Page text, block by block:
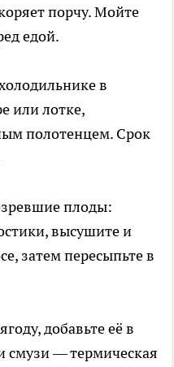
порчу. Мойте
едой.
в
или лотке,
полотенцем. Срок
плоды:
высушите и
затем пересыпьте в
добавьте её в
смузи — термическая